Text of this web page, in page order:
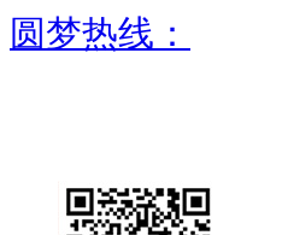
圆梦热线：